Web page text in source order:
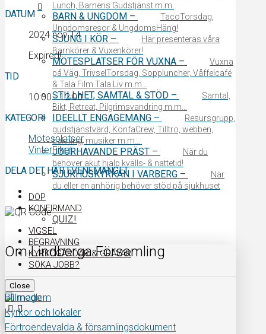
Lunch, Barnens Gudstjänst m.m.
BARN & UNGDOM –
TacoTorsdag,
Ungdomsresor & UngdomsHäng!
SJUNG I KÖR –
Här presenteras våra
Barnkörer & Vuxenkörer!
MÖTESPLATSER FÖR VUXNA –
Vuxna
på Väg, TrivselTorsdag, Soppluncher, Våffelcafé
& Tala Film Tala Liv m.m…
STILLHET, SAMTAL & STÖD –
Samtal,
Bikt, Retreat, Pilgrimsvandring m.m…
IDEELLT ENGAGEMANG –
Resursgrupp,
gudstjänstvärd, KonfaCrew, Tilltro, webben,
bakning, musiker m.m….
JOURHAVANDE PRÄST –
När du
behöver akut hjälp kvälls- & nattetid!
SJUKHUSKYRKAN I VARBERG –
När
du eller en anhörig behöver stöd på sjukhuset
DOP
KONFIRMAND
QUIZ!
VIGSEL
BEGRAVNING
KYRKOGÅRDAR & GRAVAR
SÖKA JOBB?
Close
DATUM
2024 nov 14
Expired!
TID
10:00 - 12:00
KATEGORI
Mötesplatser
VinterFiket
DELA DET HÄR EVENEMANGET
Om Lindberga Församling
Bli medlem
Kyrkor och lokaler
Förtroendevalda & församlingsdokument